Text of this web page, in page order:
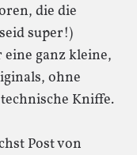
die die
super!)
eine ganz kleine,
ohne
Kniffe.
Post von